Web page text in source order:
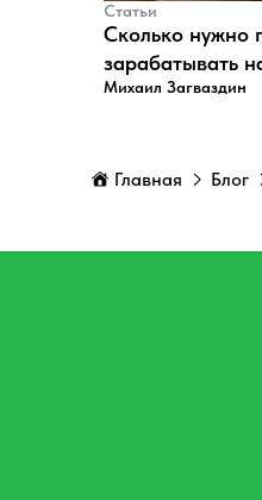
Статьи
​Сколько нужно
зарабатывать
Михаил Загваздин
Главная Блог